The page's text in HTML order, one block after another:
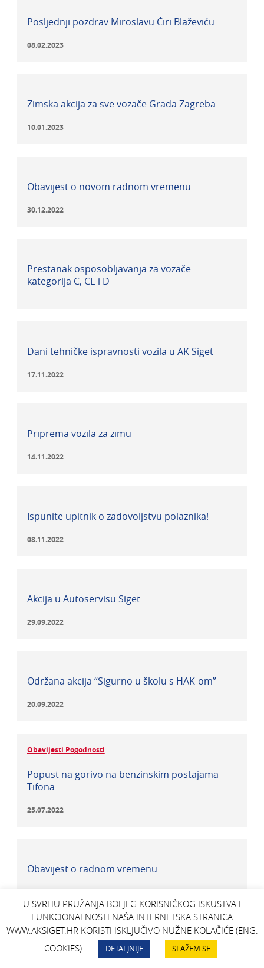
IZRAČUN
TEHNIČKOG
PITANJA I
SUGESTIJE
REZERVACIJE
TERMINA
Posljednji pozdrav Miroslavu Ćiri Blaževiću
08.02.2023
Zimska akcija za sve vozače Grada Zagreba
10.01.2023
Obavijest o novom radnom vremenu
30.12.2022
Prestanak osposobljavanja za vozače
kategorija C, CE i D
Dani tehničke ispravnosti vozila u AK Siget
17.11.2022
Priprema vozila za zimu
14.11.2022
Ispunite upitnik o zadovoljstvu polaznika!
08.11.2022
Akcija u Autoservisu Siget
29.09.2022
Održana akcija “Sigurno u školu s HAK-om”
20.09.2022
Obavijesti Pogodnosti
Popust na gorivo na benzinskim postajama
Tifona
25.07.2022
Obavijest o radnom vremenu
U SVRHU PRUŽANJA BOLJEG KORISNIČKOG ISKUSTVA I
FUNKCIONALNOSTI NAŠA INTERNETSKA STRANICA
WWW.AKSIGET.HR KORISTI ISKLJUČIVO NUŽNE KOLAČIĆE (ENG.
COOKIES).
DETALJNIJE SLAŽEM SE